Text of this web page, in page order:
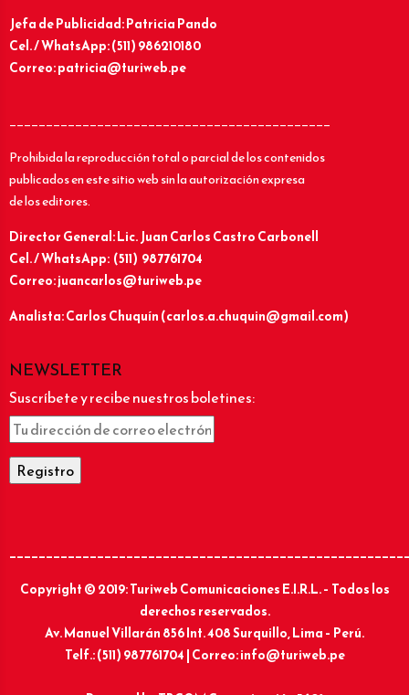
Jefa de Publicidad: Patricia Pando
Cel. / WhatsApp: (511) 986210180
Correo: patricia@turiweb.pe
____________________________________________
Prohibida la reproducción total o parcial de los contenidos
publicados en este sitio web sin la autorización expresa
de los editores.
Director General: Lic.Juan Carlos Castro Carbonell
Cel. / WhatsApp: (511) 987761704
Correo: juancarlos@turiweb.pe
Analista: Carlos Chuquín (carlos.a.chuquin@gmail.com)
NEWSLETTER
Suscríbete y recibe nuestros boletines:
Copyright © 2019: Turiweb Comunicaciones E.I.R.L. – Todos los
derechos reservados.
Av. Manuel Villarán 856 Int. 408 Surquillo, Lima – Perú.
Telf.: (511) 987761704 | Correo: info@turiweb.pe